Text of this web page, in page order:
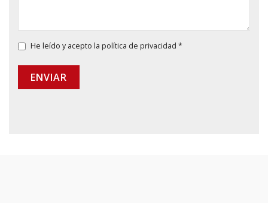
He leído y acepto la política de privacidad *
ENVIAR